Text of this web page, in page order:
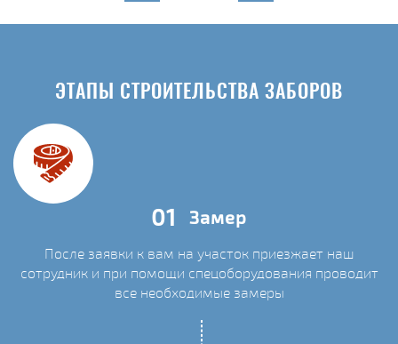
ЭТАПЫ СТРОИТЕЛЬСТВА ЗАБОРОВ
01 Замер
После заявки к вам на участок приезжает наш
сотрудник и при помощи спецоборудования проводит
все необходимые замеры